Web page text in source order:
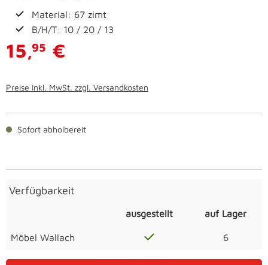
Material: 67 zimt
B/H/T: 10 / 20 / 13
15,95 €
Preise inkl. MwSt. zzgl. Versandkosten
Sofort abholbereit
Verfügbarkeit
ausgestellt auf Lager
Möbel Wallach 6